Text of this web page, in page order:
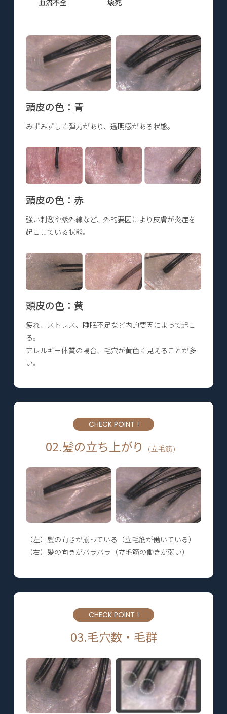
血流不全 壊死
頭皮の色：青
みずみずしく弾力があり、透明感がある状態。
頭皮の色：赤
強い刺激や紫外線など、外的要因により皮膚が炎症を
起こしている状態。
頭皮の色：黄
疲れ、ストレス、睡眠不足など内的要因によって起こ
る。
アレルギー体質の場合、毛穴が黄色く見えることが多
い。
CHECK POINT !
02.髪の立ち上がり （立毛筋）
（左）髪の向きが揃っている（立毛筋が働いている）
（右）髪の向きがバラバラ（立毛筋の働きが弱い）
CHECK POINT !
03.毛穴数・毛群